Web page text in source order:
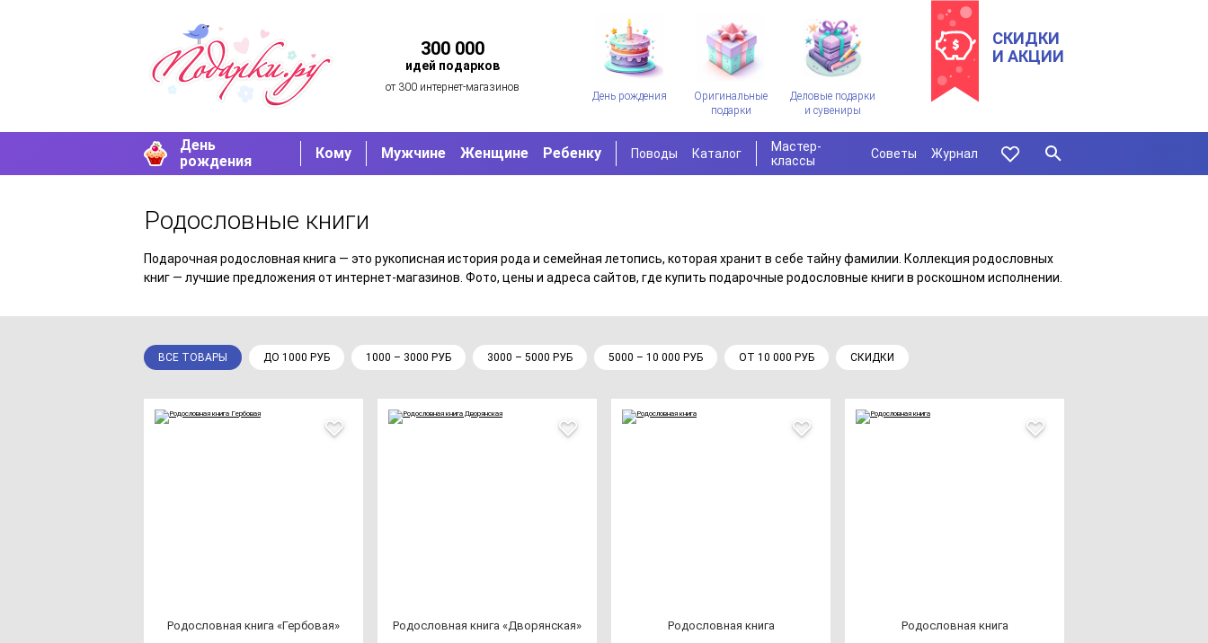
300 000
идей подарков
от 300 интернет-магазинов
День рождения
Оригинальные
подарки
Деловые подарки
и сувениры
СКИДКИ
И АКЦИИ
День
рождения
Кому Мужчине Женщине Ребенку Поводы Каталог
Мастер-
классы
Советы Журнал
Родословные книги
Подарочная родословная книга — это рукописная история рода и семейная летопись, которая хранит в себе тайну фамилии. Коллекция родословных
книг — лучшие предложения от интернет-магазинов. Фото, цены и адреса сайтов, где купить подарочные родословные книги в роскошном исполнении.
ВСЕ ТОВАРЫ ДО 1000 РУБ 1000 – 3000 РУБ 3000 – 5000 РУБ 5000 – 10 000 РУБ ОТ 10 000 РУБ СКИДКИ
Родос­лов­ная кни­га «Гер­бо­вая» Родос­лов­ная кни­га «Дво­рян­ская» Родос­лов­ная кни­га Родос­лов­ная кни­га